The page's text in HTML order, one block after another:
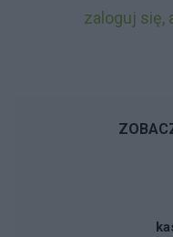
zaloguj się,